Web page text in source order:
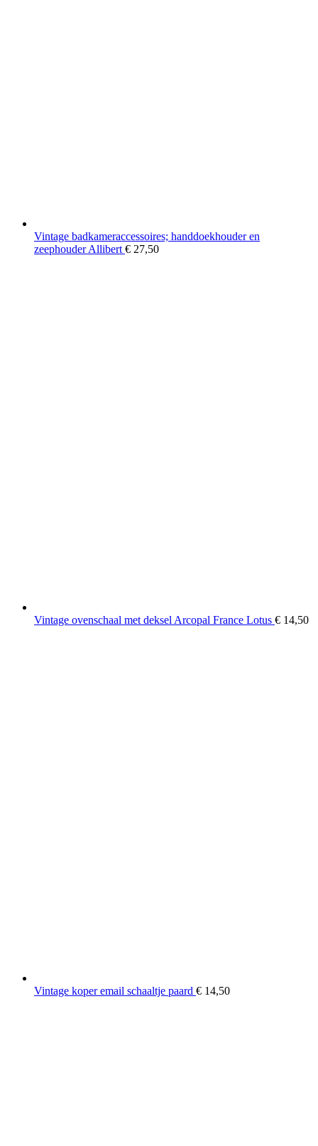
Vintage badkameraccessoires; handdoekhouder en
zeephouder Allibert € 27,50
Vintage ovenschaal met deksel Arcopal France Lotus € 14,50
Vintage koper email schaaltje paard € 14,50